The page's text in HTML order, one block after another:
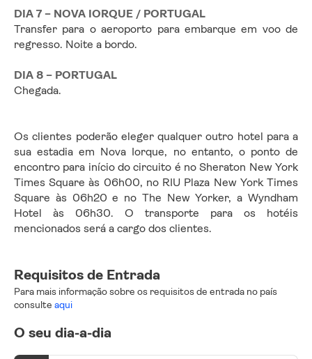
DIA 7 – NOVA IORQUE / PORTUGAL
Transfer para o aeroporto para embarque em voo de
regresso. Noite a bordo.
DIA 8 – PORTUGAL
Chegada.
Os clientes poderão eleger qualquer outro hotel para a
sua estadia em Nova Iorque, no entanto, o ponto de
encontro para início do circuito é no Sheraton New York
Times Square às 06h00, no RIU Plaza New York Times
Square às 06h20 e no The New Yorker, a Wyndham
Hotel às 06h30. O transporte para os hotéis
mencionados será a cargo dos clientes.
Requisitos de Entrada
Para mais informação sobre os requisitos de entrada no país
consulte aqui
O seu dia-a-dia